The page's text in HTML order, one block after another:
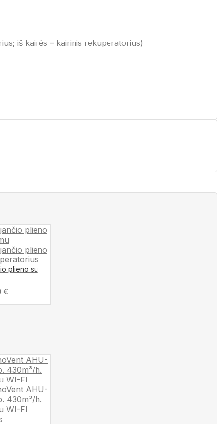
iš kairės – kairinis rekuperatorius)
plieno su
€